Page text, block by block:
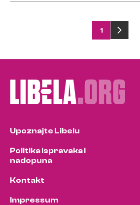
pagination
1
Upoznajte Libelu
Politika ispravaka i
nadopuna
Kontakt
Impressum